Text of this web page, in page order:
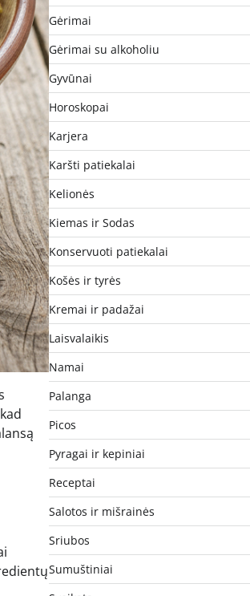
Gėrimai
Gėrimai su alkoholiu
Gyvūnai
Horoskopai
Karjera
Karšti patiekalai
Kelionės
Kiemas ir Sodas
Konservuoti patiekalai
Košės ir tyrės
Kremai ir padažai
Laisvalaikis
Namai
Palanga
Picos
Pyragai ir kepiniai
Receptai
Salotos ir mišrainės
Sriubos
Sumuštiniai